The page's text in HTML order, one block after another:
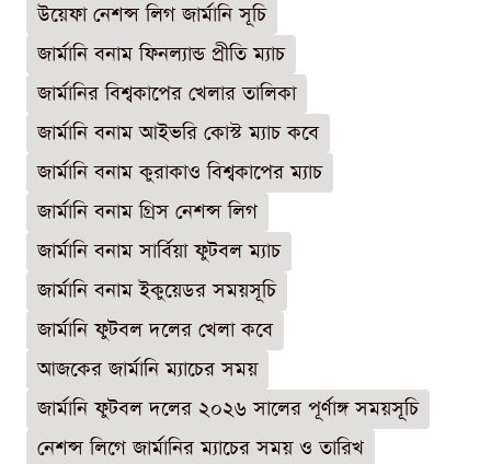
উয়েফা নেশন্স লিগ জার্মানি সূচি
জার্মানি বনাম ফিনল্যান্ড প্রীতি ম্যাচ
জার্মানির বিশ্বকাপের খেলার তালিকা
জার্মানি বনাম আইভরি কোস্ট ম্যাচ কবে
জার্মানি বনাম কুরাকাও বিশ্বকাপের ম্যাচ
জার্মানি বনাম গ্রিস নেশন্স লিগ
জার্মানি বনাম সার্বিয়া ফুটবল ম্যাচ
জার্মানি বনাম ইকুয়েডর সময়সূচি
জার্মানি ফুটবল দলের খেলা কবে
আজকের জার্মানি ম্যাচের সময়
জার্মানি ফুটবল দলের ২০২৬ সালের পূর্ণাঙ্গ সময়সূচি
নেশন্স লিগে জার্মানির ম্যাচের সময় ও তারিখ